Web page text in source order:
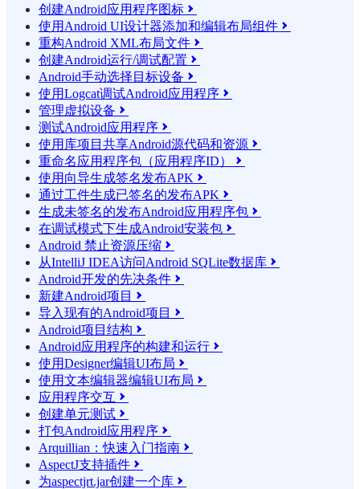
创建Android应用程序图标 
使用Android UI设计器添加和编辑布局组件 
重构Android XML布局文件 
创建Android运行/调试配置 
Android手动选择目标设备 
使用Logcat调试Android应用程序 
管理虚拟设备 
测试Android应用程序 
使用库项目共享Android源代码和资源 
重命名应用程序包（应用程序ID） 
使用向导生成签名发布APK 
通过工件生成已签名的发布APK 
生成未签名的发布Android应用程序包 
在调试模式下生成Android安装包 
Android 禁止资源压缩 
从IntelliJ IDEA访问Android SQLite数据库 
Android开发的先决条件 
新建Android项目 
导入现有的Android项目 
Android项目结构 
Android应用程序的构建和运行 
使用Designer编辑UI布局 
使用文本编辑器编辑UI布局 
应用程序交互 
创建单元测试 
打包Android应用程序 
Arquillian：快速入门指南 
AspectJ支持插件 
为aspectjrt.jar创建一个库 